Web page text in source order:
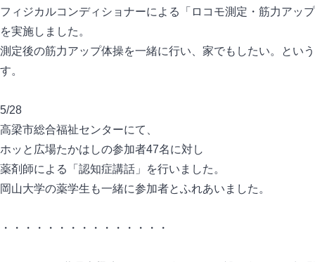
フィジカルコンディショナーによる「ロコモ測定・筋力アッ
を実施しました。
測定後の筋力アップ体操を一緒に行い、家でもしたい。とい
す。
5/28
高梁市総合福祉センターにて、
ホッと広場たかはしの参加者47名に対し
薬剤師による「認知症講話」を行いました。
岡山大学の薬学生も一緒に参加者とふれあいました。
・・・・・・・・・・・・・・・